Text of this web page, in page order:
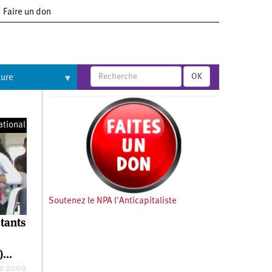
Faire un don
OK
2009
Soutenez le NPA l'Anticapitaliste